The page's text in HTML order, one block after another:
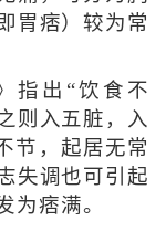
胃痞）较为常
出“饮食不
则入五脏，入
节，起居无常
失调也可引起
为痞满。